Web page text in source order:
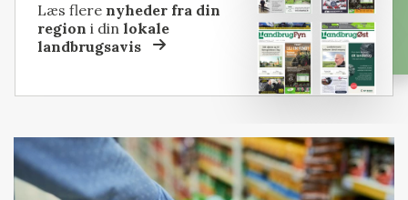
Læs flere nyheder fra din
region i dinlokale
landbrugsavis